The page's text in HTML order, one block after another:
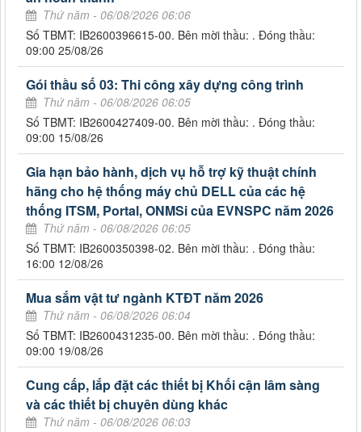
Thứ năm - 06/08/2026 06:06
Số TBMT: IB2600396615-00. Bên mời thầu: . Đóng thầu:
09:00 25/08/26
Gói thầu số 03: Thi công xây dựng công trình
Thứ năm - 06/08/2026 06:05
Số TBMT: IB2600427409-00. Bên mời thầu: . Đóng thầu:
09:00 15/08/26
Gia hạn bảo hành, dịch vụ hỗ trợ kỹ thuật chính
hãng cho hệ thống máy chủ DELL của các hệ
thống ITSM, Portal, ONMSi của EVNSPC năm 2026
Thứ năm - 06/08/2026 06:05
Số TBMT: IB2600350398-02. Bên mời thầu: . Đóng thầu:
16:00 12/08/26
Mua sắm vật tư ngành KTĐT năm 2026
Thứ năm - 06/08/2026 06:04
Số TBMT: IB2600431235-00. Bên mời thầu: . Đóng thầu:
09:00 19/08/26
Cung cấp, lắp đặt các thiết bị Khối cận lâm sàng
và các thiết bị chuyên dùng khác
Thứ năm - 06/08/2026 06:03